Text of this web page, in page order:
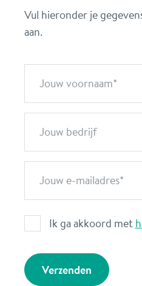
Vul hieronder je
aan.
Jouw voornaam
Jouw bedrijf
Jouw e-mailadres
Ik ga akkoord met
Verzenden